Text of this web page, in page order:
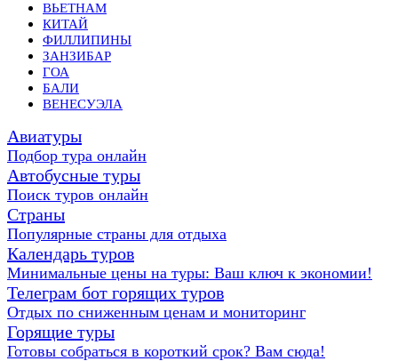
ВЬЕТНАМ
КИТАЙ
ФИЛЛИПИНЫ
ЗАНЗИБАР
ГОА
БАЛИ
ВЕНЕСУЭЛА
Авиатуры
Подбор тура онлайн
Автобусные туры
Поиск туров онлайн
Страны
Популярные страны для отдыха
Календарь туров
Минимальные цены на туры: Ваш ключ к экономии!
Телеграм бот горящих туров
Отдых по сниженным ценам и мониторинг
Горящие туры
Готовы собраться в короткий срок? Вам сюда!